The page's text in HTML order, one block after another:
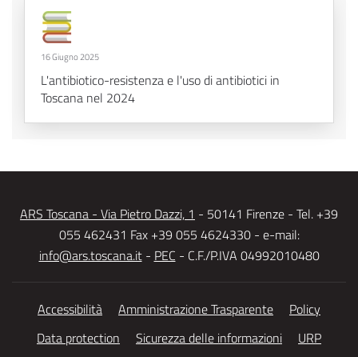
16 Giugno 2025
L'antibiotico-resistenza e l'uso di antibiotici in
Toscana nel 2024
ARS Toscana - Via Pietro Dazzi, 1 - 50141 Firenze - Tel. +39
055 462431 Fax +39 055 4624330 - e-mail:
info@ars.toscana.it- PEC - C.F./P.IVA 04992010480
Accessibilità Amministrazione Trasparente
Policy
Data protection
Sicurezza delle informazioni URP